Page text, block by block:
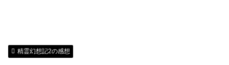
精霊幻想記2の感想